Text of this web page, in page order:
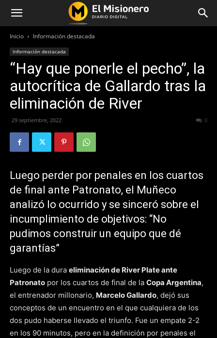
Inicio Información destacada
Información destacada
“Hay que ponerle el pecho”, la
autocrítica de Gallardo tras la
eliminación de River
29 septiembre, 2022 0
Luego perder por penales en los cuartos
de final ante Patronato, el Muñeco
analizó lo ocurrido y se sinceró sobre el
incumplimiento de objetivos: “No
pudimos construir un equipo que dé
garantías”
Luego de la dura eliminación de River Plate ante
Patronato por los cuartos de final de la Copa Argentina,
el entrenador millonario, Marcelo Gallardo, dejó sus
conceptos de un encuentro en el que cualquiera de los
dos pudo haberse llevado el triunfo. Fue un empate 2-2
en los 90 minutos, pero en la definición por penales el